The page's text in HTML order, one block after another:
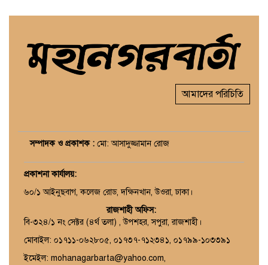
আমাদের পরিচিতি
সম্পাদক ও প্রকাশক : মো: আসাদুজ্জামান রোজ
প্রকাশনা কার্যালয়:
৬০/১ আইনুছবাগ, কলেজ রোড, দক্ষিনখান, উওরা, ঢাকা।
রাজশাহী অফিস:
বি-৩২৪/১ নং সেক্টর (৪র্থ তলা) , উপশহর, সপুরা, রাজশাহী।
মোবাইল: ০১৭১১-০৬২৮০৫, ০১৭৩৭-৭১২৩৪১, ০১৭৯৯-১০৩৩৯১
ইমেইল: mohanagarbarta@yahoo.com,